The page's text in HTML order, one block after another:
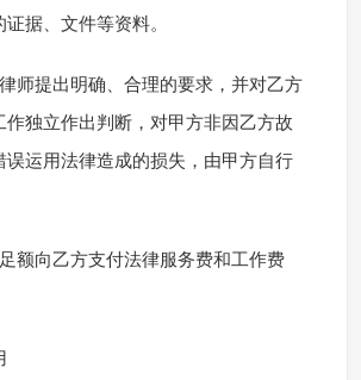
据、文件等资料。
师提出明确、合理的要求，并对乙方
作独立作出判断，对甲方非因乙方故
误运用法律造成的损失，由甲方自行
额向乙方支付法律服务费和工作费